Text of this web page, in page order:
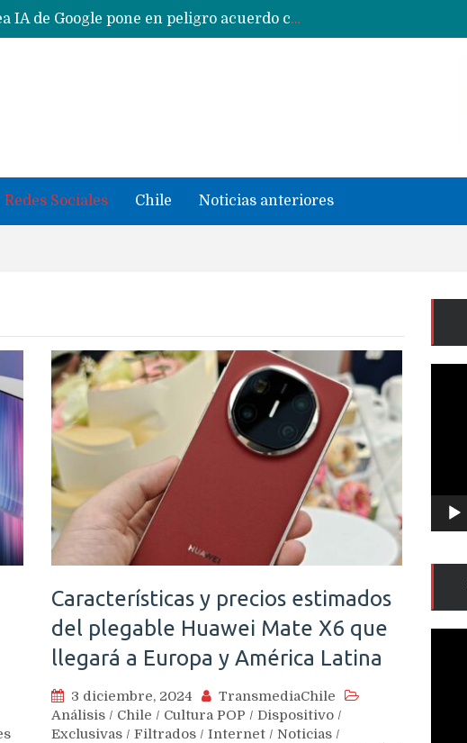
Reestructuración de fondo en área IA de Google pone en peligro acuerdo con Apple y salvataje de Siri
CXMT le dice NO a la venta de sus memorias a Apple y dará prioridad a Huawei y Xiaomi
Redes Sociales Chile Noticias anteriores
Características y precios estimados
del plegable Huawei Mate X6 que
llegará a Europa y América Latina
3 diciembre, 2024
TransmediaChile
Análisis / Chile / Cultura POP / Dispositivo /
Exclusivas / Filtrados / Internet / Noticias /